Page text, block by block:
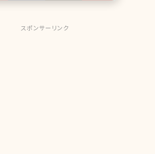
スポンサーリンク